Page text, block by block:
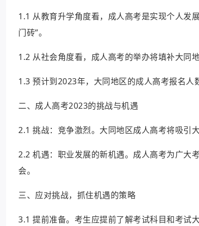
1.1 从教育升学角度看，成人高考是实现个人发
门砖”。
1.2 从社会角度看，成人高考的举办将填补大同
1.3 预计到2023年，大同地区的成人高考报名人
二、成人高考2023的挑战与机遇
2.1 挑战：竞争激烈。大同地区成人高考将吸引
2.2 机遇：职业发展的新机遇。成人高考为广大
会。
三、应对挑战，抓住机遇的策略
3.1 提前准备。考生应提前了解考试科目和考试